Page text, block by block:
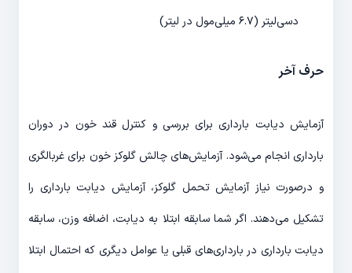
دسی‌لیتر (۶.۷ میلی‌مول در لیتر)
حرف آخر
آزمایش دیابت بارداری برای بررسی و کنترل قند خون در دوران
بارداری انجام می‌شود. آزمایش‌های چالش گلوکز خون برای غربالگری
و درصورت نیاز آزمایش تحمل گلوکز، آزمایش دیابت بارداری را
تشکیل می‌دهند. اگر شما سابقه ابتلا به دیابت، اضافه وزن، سابقه
دیابت بارداری در بارداری‌های قبلی یا عوامل دیگری که احتمال ابتلا